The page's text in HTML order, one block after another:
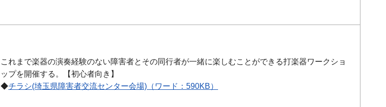
これまで楽器の演奏経験のない障害者とその同行者が一緒に楽しむことができる打楽器ワークショ
ップを開催する。【初心者向き】
◆チラシ(埼玉県障害者交流センター会場)（ワード：590KB）